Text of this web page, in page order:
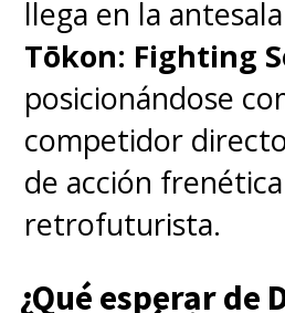
llega en la
Tōkon: Fighting
posicionándose
competidor
de acción
retrofuturista.
¿Qué esperar de